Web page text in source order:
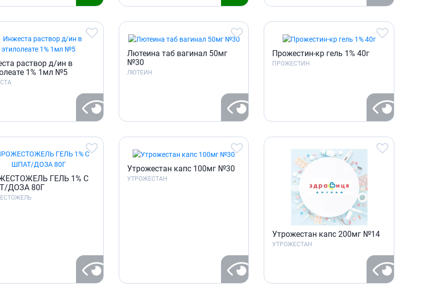
Препараты для потенции и
Урологические препараты
Гинекологические препараты
Препараты влияющие на
лактацию
чувств
Капли в ухо
раствор д/ин в
1% 1мл №5
Лютеина таб вагинал 50мг
№30
ЛЮТЕИН
Прожестин-кр гель 1% 40г
ПРОЖЕСТИН
ГЕЛЬ 1% С
ДОЗА 80Г
Утрожестан капс 100мг №30
УТРОЖЕСТАН
Утрожестан капс 200мг №14
УТРОЖЕСТАН